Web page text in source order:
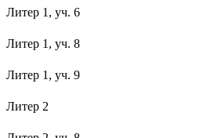
Литер 1, уч. 6
Литер 1, уч. 8
Литер 1, уч. 9
Литер 2